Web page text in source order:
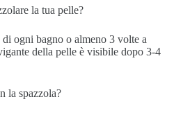
la tua pelle?
ogni bagno o almeno 3 volte a
della pelle è visibile dopo 3-4
la spazzola?